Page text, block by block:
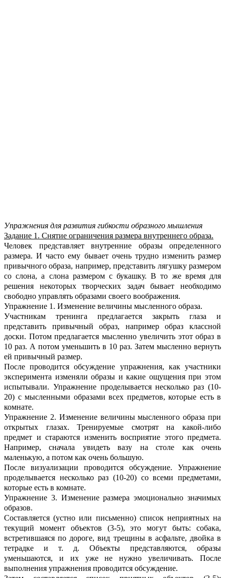
Упражнения для развития гибкости образного мышления
Задание 1. Снятие ограничения размера внутреннего образа.
Человек представляет внутренние образы определенного
размера. И часто ему бывает очень трудно изменить размер
привычного образа, например, представить лягушку размером
со слона, а слона размером с букашку. В то же время для
решения некоторых творческих задач бывает необходимо
свободно управлять образами своего воображения.
Упражнение 1. Изменение величины мысленного образа.
Участникам тренинга предлагается закрыть глаза и
представить привычный образ, например образ классной
доски. Потом предлагается мысленно увеличить этот образ в
10 раз. А потом уменьшить в 10 раз. Затем мысленно вернуть
ей привычный размер.
После проводится обсуждение упражнения, как участники
эксперимента изменяли образы и какие ощущения при этом
испытывали. Упражнение проделывается несколько раз (10-
20) с мысленными образами всех предметов, которые есть в
комнате.
Упражнение 2. Изменение величины мысленного образа при
открытых глазах. Тренируемые смотрят на какой-либо
предмет и стараются изменить восприятие этого предмета.
Например, сначала увидеть вазу на столе как очень
маленькую, а потом как очень большую.
После визуализации проводится обсуждение. Упражнение
проделывается несколько раз (10-20) со всеми предметами,
которые есть в комнате.
Упражнение 3. Изменение размера эмоционально значимых
образов.
Составляется (устно или письменно) список неприятных на
текущий момент объектов (3-5), это могут быть: собака,
встретившаяся по дороге, вид трещины в асфальте, двойка в
тетрадке и т. д. Объекты представляются, образы
уменьшаются, и их уже не нужно увеличивать. После
выполнения упражнения проводится обсуждение.